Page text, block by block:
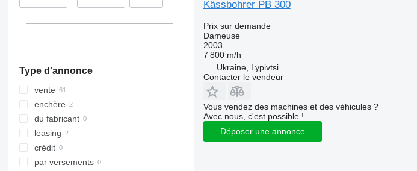
Type d'annonce
vente
enchère
du fabricant
leasing
crédit
par versements
Kässbohrer PB 300
Prix sur demande
Dameuse
2003
7 800 m/h
Ukraine, Lypivtsi
Contacter le vendeur
Vous vendez des machines et des véhicules ?
Avec nous, c'est possible !
Déposer une annonce